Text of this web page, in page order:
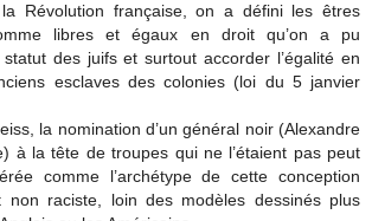
la Révolution française, on a défini les êtres
libres et égaux en droit qu’on a pu
des juifs et surtout accorder l’égalité en
esclaves des colonies (loi du 5 janvier
la nomination d’un général noir (Alexandre
à la tête de troupes qui ne l’étaient pas peut
comme l’archétype de cette conception
non raciste, loin des modèles dessinés plus